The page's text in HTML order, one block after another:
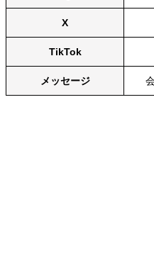
X
TikTok
メッセージ